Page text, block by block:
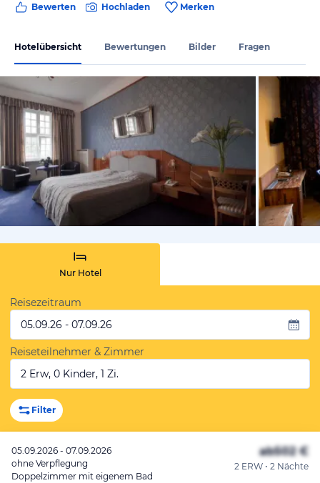
Bewerten Hochladen Merken
Hotelübersicht Bewertungen Bilder Fragen
vom
Nur Hotel
Reisezeitraum
05.09.26 - 07.09.26
Reiseteilnehmer & Zimmer
2 Erw, 0 Kinder, 1 Zi.
Filter
05.09.2026 - 07.09.2026
ohne Verpflegung
Doppelzimmer mit eigenem Bad
ab502 €
2 ERW • 2 Nächte